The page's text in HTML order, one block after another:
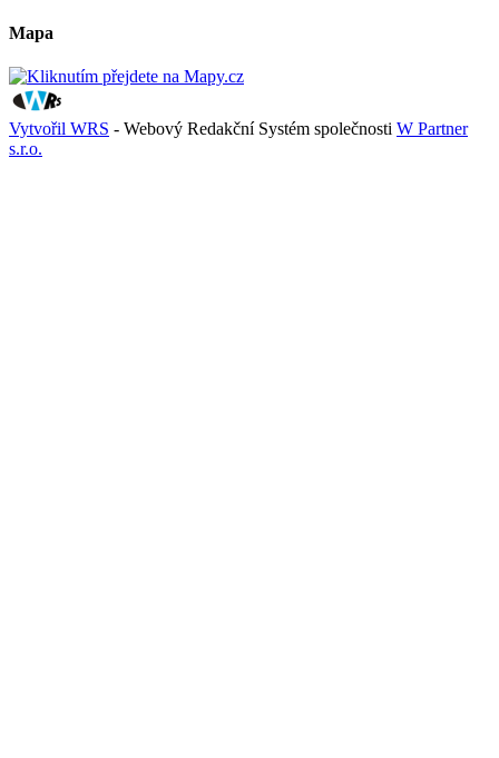
Mapa
Vytvořil WRS - Webový Redakční Systém společnosti W Partner
s.r.o.